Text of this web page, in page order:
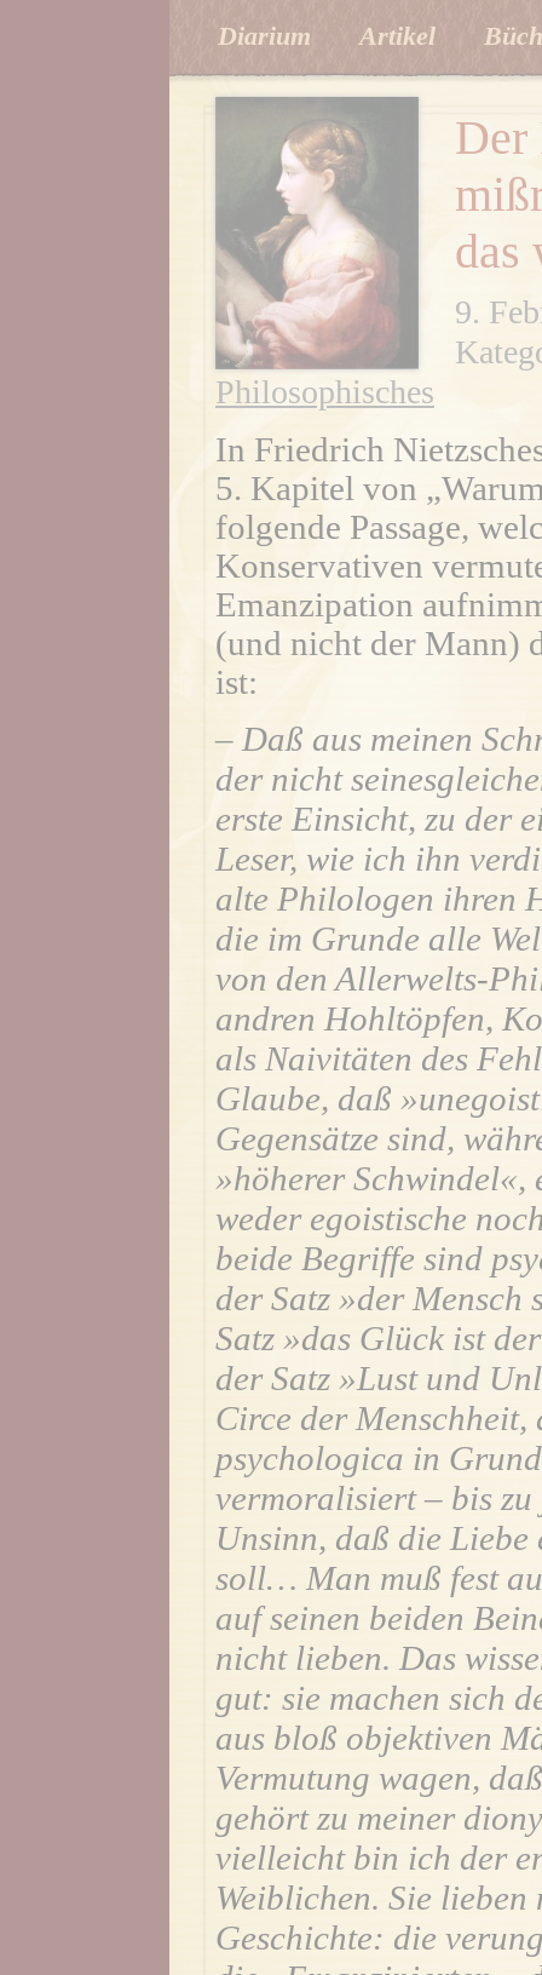
Diarium Artikel
Der
das
9.
Philosophisches
In Friedrich
5. Kapitel von
folgende Passage,
Konservativen
Emanzipation
(und nicht der Mann)
ist:
– Daß aus meinen
der nicht
erste Einsicht, zu der
Leser, wie ich ihn
alte Philologen ihren
die im Grunde alle
von den Allerwelts-
andren Hohltöpfen,
als Naivitäten des
Glaube, daß
Gegensätze sind,
»höherer
weder egoistische
beide Begriffe sind
der Satz »der
Satz »das Glück ist
der Satz »Lust und
Circe der
psychologica in
vermoralisiert – bis zu
Unsinn, daß die Liebe
soll… Man muß fest
auf seinen beiden
nicht lieben. Das
gut: sie machen sich
aus bloß objektiven
Vermutung wagen,
gehört zu meiner
vielleicht bin ich der
Weiblichen. Sie
Geschichte: die